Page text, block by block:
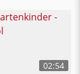
02:54